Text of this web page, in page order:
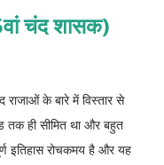
चंद शासक)
के बारे में विस्तार से
तक ही सीमित था और बहुत
इतिहास रोचकमय है और यह